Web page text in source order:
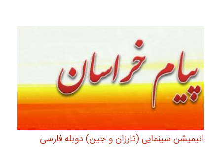
انیمیشن سینمایی (تارزان و جین) دوبله فارسی